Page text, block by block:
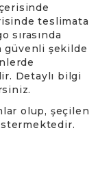
teslimata
sırasında
güvenli şekilde
Detaylı bilgi
olup, şeçilen